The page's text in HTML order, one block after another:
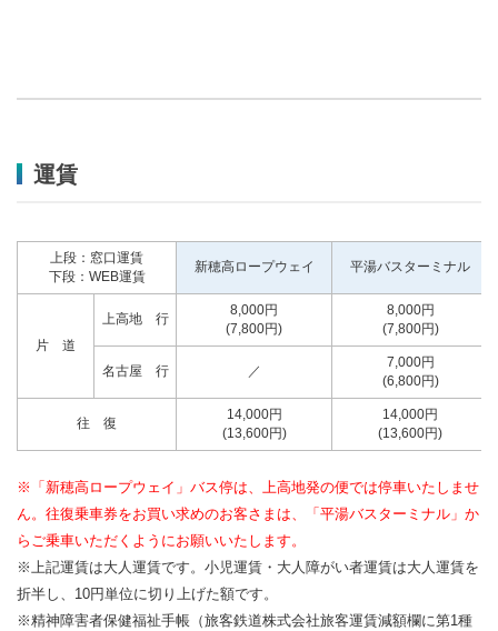
運賃
上段：窓口運賃
下段：WEB運賃
新穂高ロープウェイ 平湯バスターミナル
片 道
上高地 行
8,000円
(7,800円)
8,000円
(7,800円)
名古屋 行 ／
7,000円
(6,800円)
往 復
14,000円
(13,600円)
14,000円
(13,600円)
※「新穂高ロープウェイ」バス停は、上高地発の便では停車いたしませ
ん。往復乗車券をお買い求めのお客さまは、「平湯バスターミナル」か
らご乗車いただくようにお願いいたします。
※上記運賃は大人運賃です。小児運賃・大人障がい者運賃は大人運賃を
折半し、10円単位に切り上げた額です。
※精神障害者保健福祉手帳（旅客鉄道株式会社旅客運賃減額欄に第1種